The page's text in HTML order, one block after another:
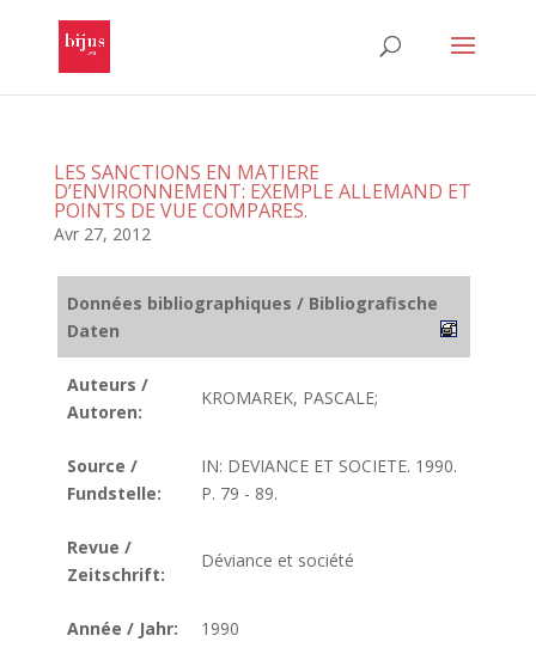
LES SANCTIONS EN MATIERE
D’ENVIRONNEMENT: EXEMPLE ALLEMAND ET
POINTS DE VUE COMPARES.
Avr 27, 2012
Données bibliographiques / Bibliografische
Daten
Auteurs /
Autoren:
KROMAREK, PASCALE;
Source /
Fundstelle:
IN: DEVIANCE ET SOCIETE. 1990.
P. 79 - 89.
Revue /
Zeitschrift:
Déviance et société
Année / Jahr: 1990